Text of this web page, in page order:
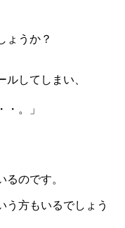
ょうか？
してしまい、
。」
のです。
う方もいるでしょう